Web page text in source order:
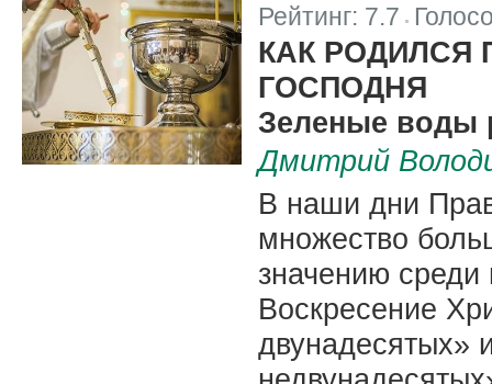
Рейтинг: 7.7 |
КАК РОДИЛСЯ
ГОСПОДНЯ
Зеленые воды
Дмитрий
В наши дни
множество
значению среди
Воскресение
двунадесятых»